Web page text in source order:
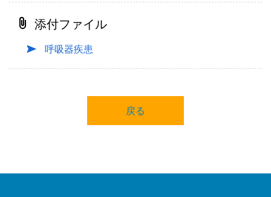
添付ファイル
呼吸器疾患
戻る